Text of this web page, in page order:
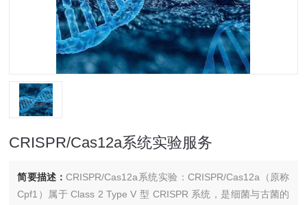
CRISPR/Cas12a系统实验服务
简要描述：CRISPR/Cas12a系统实验：CRISPR/Cas12a（原称
Cpf1）属于 Class 2 Type V 型 CRISPR 系统，是细菌与古菌的